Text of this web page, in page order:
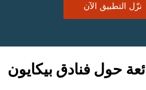
نزّل التطبيق الآن
حول فنادق بيكايون